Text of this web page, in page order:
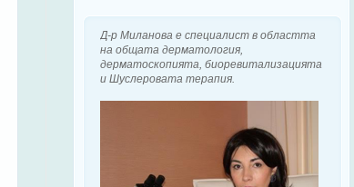
Д-р Миланова е специалист в областта
на общата дерматология,
дерматоскопията, биоревитализацията
и Шуслеровата терапия.